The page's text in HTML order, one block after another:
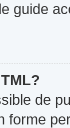
guide
de
forme